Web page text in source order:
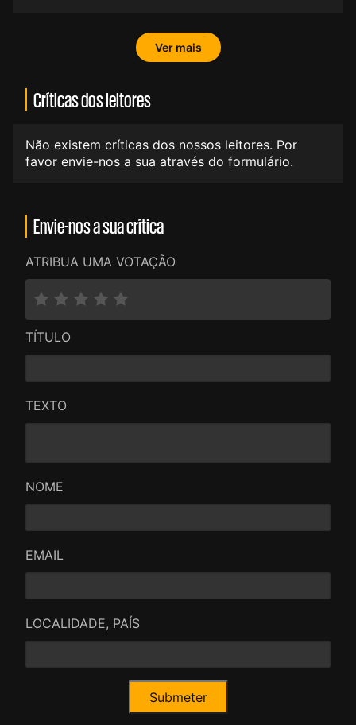
Ver mais
Críticas dos leitores
Não existem críticas dos nossos leitores. Por
favor envie-nos a sua através do formulário.
Envie-nos a sua crítica
ATRIBUA UMA VOTAÇÃO
TÍTULO
TEXTO
NOME
EMAIL
LOCALIDADE, PAÍS